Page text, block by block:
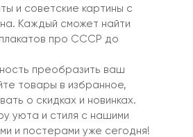
и советские картины с
Каждый сможет найти
про СССР до
преобразить ваш
товары в избранное,
о скидках и новинках.
уюта и стиля с нашими
и постерами уже сегодня!